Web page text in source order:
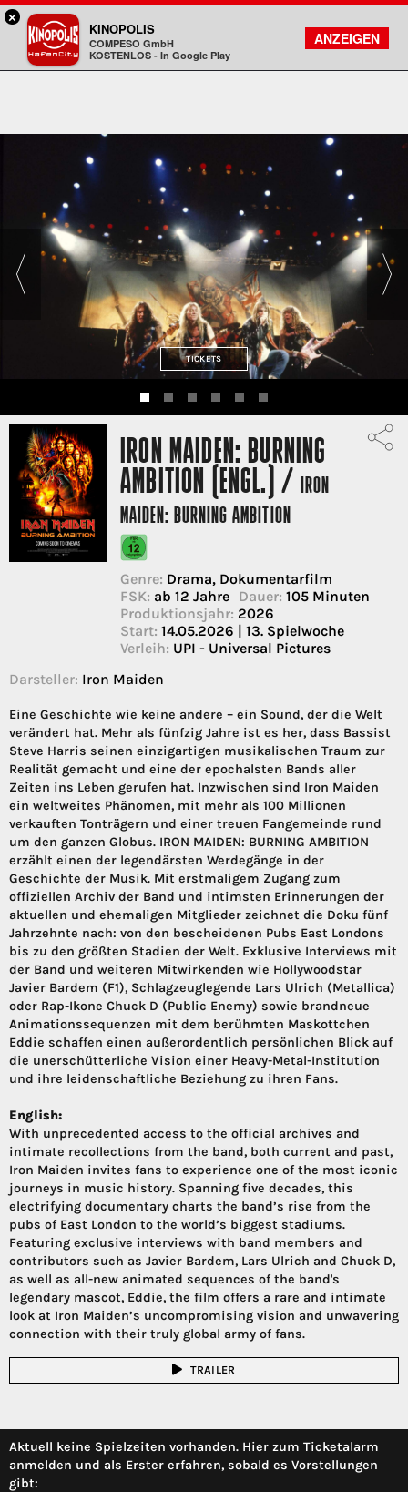
Kinopolis
FILMSUCHE
KONTO
TICKETS
IRON MAIDEN: BURNING
AMBITION (ENGL.) / IRON
MAIDEN: BURNING AMBITION
Genre: Drama, Dokumentarfilm
FSK: ab 12 Jahre Dauer: 105 Minuten
Produktionsjahr: 2026
Start: 14.05.2026 | 13. Spielwoche
Verleih: UPI - Universal Pictures
Darsteller: Iron Maiden
Eine Geschichte wie keine andere – ein Sound, der die Welt
verändert hat. Mehr als fünfzig Jahre ist es her, dass Bassist
Steve Harris seinen einzigartigen musikalischen Traum zur
Realität gemacht und eine der epochalsten Bands aller
Zeiten ins Leben gerufen hat. Inzwischen sind Iron Maiden
ein weltweites Phänomen, mit mehr als 100 Millionen
verkauften Tonträgern und einer treuen Fangemeinde rund
um den ganzen Globus. IRON MAIDEN: BURNING AMBITION
erzählt einen der legendärsten Werdegänge in der
Geschichte der Musik. Mit erstmaligem Zugang zum
offiziellen Archiv der Band und intimsten Erinnerungen der
aktuellen und ehemaligen Mitglieder zeichnet die Doku fünf
Jahrzehnte nach: von den bescheidenen Pubs East Londons
bis zu den größten Stadien der Welt. Exklusive Interviews mit
der Band und weiteren Mitwirkenden wie Hollywoodstar
Javier Bardem (F1), Schlagzeuglegende Lars Ulrich (Metallica)
oder Rap-Ikone Chuck D (Public Enemy) sowie brandneue
Animationssequenzen mit dem berühmten Maskottchen
Eddie schaffen einen außerordentlich persönlichen Blick auf
die unerschütterliche Vision einer Heavy-Metal-Institution
und ihre leidenschaftliche Beziehung zu ihren Fans.
English:
With unprecedented access to the official archives and
intimate recollections from the band, both current and past,
Iron Maiden invites fans to experience one of the most iconic
journeys in music history. Spanning five decades, this
electrifying documentary charts the band’s rise from the
pubs of East London to the world’s biggest stadiums.
Featuring exclusive interviews with band members and
contributors such as Javier Bardem, Lars Ulrich and Chuck D,
as well as all-new animated sequences of the band's
legendary mascot, Eddie, the film offers a rare and intimate
look at Iron Maiden’s uncompromising vision and unwavering
connection with their truly global army of fans.
TRAILER
Aktuell keine Spielzeiten vorhanden. Hier zum Ticketalarm
anmelden und als Erster erfahren, sobald es Vorstellungen
gibt:
×
KINOPOLIS
COMPESO GmbH
KOSTENLOS - In Google Play
ANZEIGEN